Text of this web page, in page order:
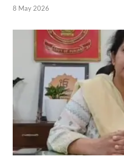
8 May 2026